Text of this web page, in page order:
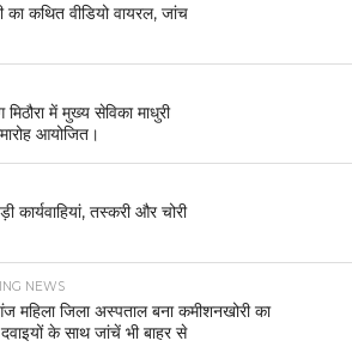
का कथित वीडियो वायरल, जांच
मिठौरा में मुख्य सेविका माधुरी
आयोजित।
कार्यवाहियां, तस्करी और चोरी
NEWS
महिला जिला अस्पताल बना कमीशनखोरी का
के साथ जांचें भी बाहर से